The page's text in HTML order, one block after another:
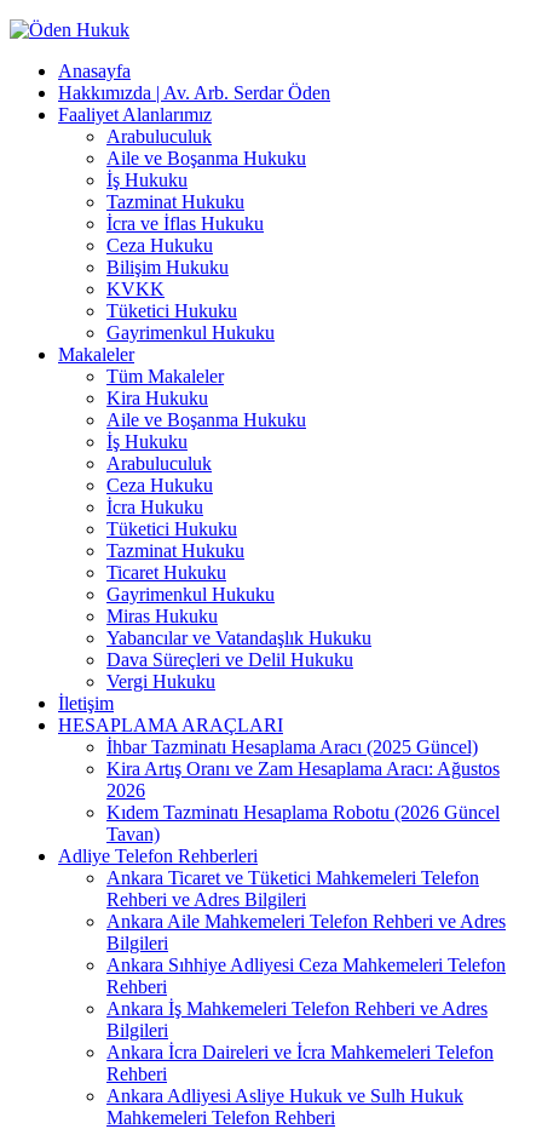
Anasayfa
Hakkımızda | Av. Arb. Serdar Öden
Faaliyet Alanlarımız
Arabuluculuk
Aile ve Boşanma Hukuku
İş Hukuku
Tazminat Hukuku
İcra ve İflas Hukuku
Ceza Hukuku
Bilişim Hukuku
KVKK
Tüketici Hukuku
Gayrimenkul Hukuku
Makaleler
Tüm Makaleler
Kira Hukuku
Aile ve Boşanma Hukuku
İş Hukuku
Arabuluculuk
Ceza Hukuku
İcra Hukuku
Tüketici Hukuku
Tazminat Hukuku
Ticaret Hukuku
Gayrimenkul Hukuku
Miras Hukuku
Yabancılar ve Vatandaşlık Hukuku
Dava Süreçleri ve Delil Hukuku
Vergi Hukuku
İletişim
HESAPLAMA ARAÇLARI
İhbar Tazminatı Hesaplama Aracı (2025 Güncel)
Kira Artış Oranı ve Zam Hesaplama Aracı: Ağustos
2026
Kıdem Tazminatı Hesaplama Robotu (2026 Güncel
Tavan)
Adliye Telefon Rehberleri
Ankara Ticaret ve Tüketici Mahkemeleri Telefon
Rehberi ve Adres Bilgileri
Ankara Aile Mahkemeleri Telefon Rehberi ve Adres
Bilgileri
Ankara Sıhhiye Adliyesi Ceza Mahkemeleri Telefon
Rehberi
Ankara İş Mahkemeleri Telefon Rehberi ve Adres
Bilgileri
Ankara İcra Daireleri ve İcra Mahkemeleri Telefon
Rehberi
Ankara Adliyesi Asliye Hukuk ve Sulh Hukuk
Mahkemeleri Telefon Rehberi